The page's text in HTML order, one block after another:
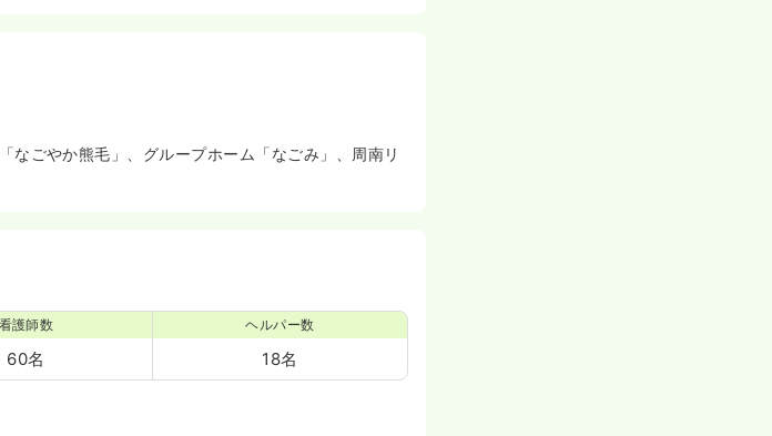
なごやか熊毛」、グループホーム「なごみ」、周南リ
看護師数
60名
ヘルパー数
18名